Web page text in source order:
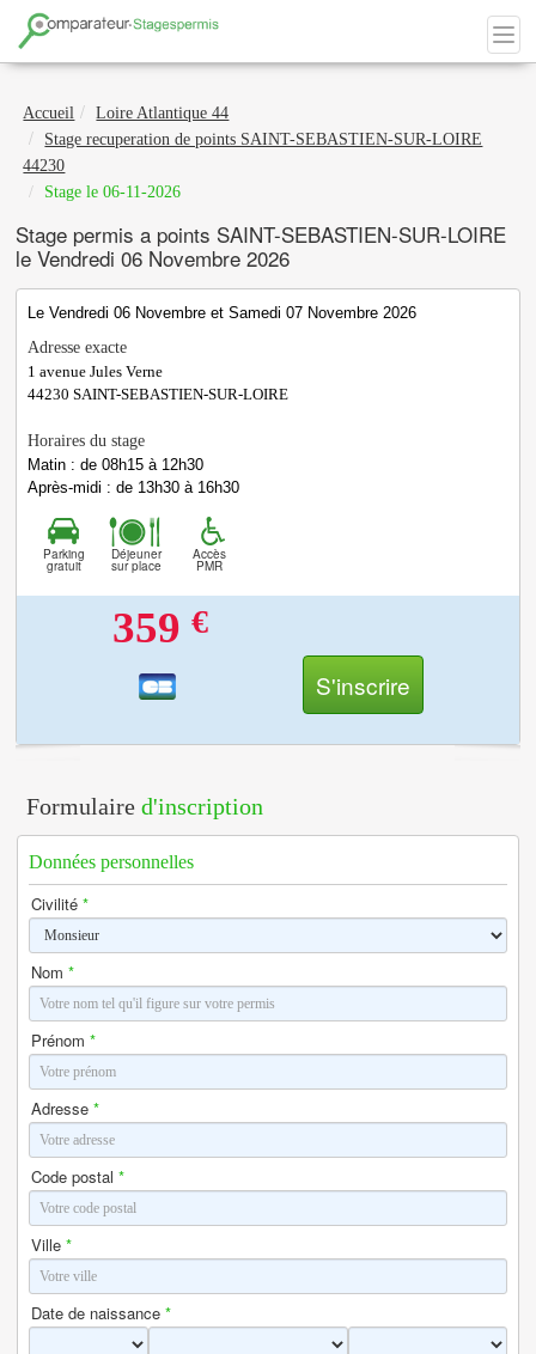
Accueil
Loire Atlantique 44
Stage recuperation de points SAINT-SEBASTIEN-SUR-LOIRE
44230
Stage le 06-11-2026
Stage permis a points SAINT-SEBASTIEN-SUR-LOIRE
le Vendredi 06 Novembre 2026
Le Vendredi 06 Novembre et Samedi 07 Novembre 2026
Adresse exacte
1 avenue Jules Verne
44230 SAINT-SEBASTIEN-SUR-LOIRE
Horaires du stage
Matin : de 08h15 à 12h30
Après-midi : de 13h30 à 16h30
Parking
gratuit
Déjeuner
sur place
Accès
PMR
359 €
S'inscrire
Formulaire d'inscription